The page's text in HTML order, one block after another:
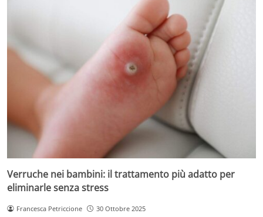
Verruche nei bambini: il trattamento più adatto per
eliminarle senza stress
Francesca Petriccione 30 Ottobre 2025